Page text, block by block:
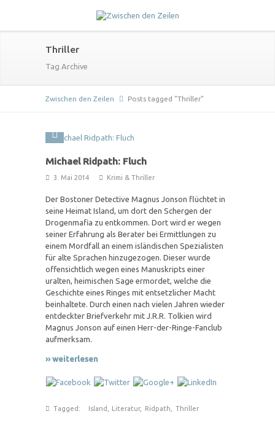
Thriller
Tag Archive
Zwischen den Zeilen Posts tagged "Thriller"
Michael Ridpath: Fluch
3. Mai 2014 Krimi & Thriller
Der Bostoner Detective Magnus Jonson flüchtet in
seine Heimat Island, um dort den Schergen der
Drogenmafia zu entkommen. Dort wird er wegen
seiner Erfahrung als Berater bei Ermittlungen zu
einem Mordfall an einem isländischen Spezialisten
für alte Sprachen hinzugezogen. Dieser wurde
offensichtlich wegen eines Manuskripts einer
uralten, heimischen Sage ermordet, welche die
Geschichte eines Ringes mit entsetzlicher Macht
beinhaltete. Durch einen nach vielen Jahren wieder
entdeckter Briefverkehr mit J.R.R. Tolkien wird
Magnus Jonson auf einen Herr-der-Ringe-Fanclub
aufmerksam.
›› weiterlesen
Tagged: Island , Literatur, Ridpath, Thriller